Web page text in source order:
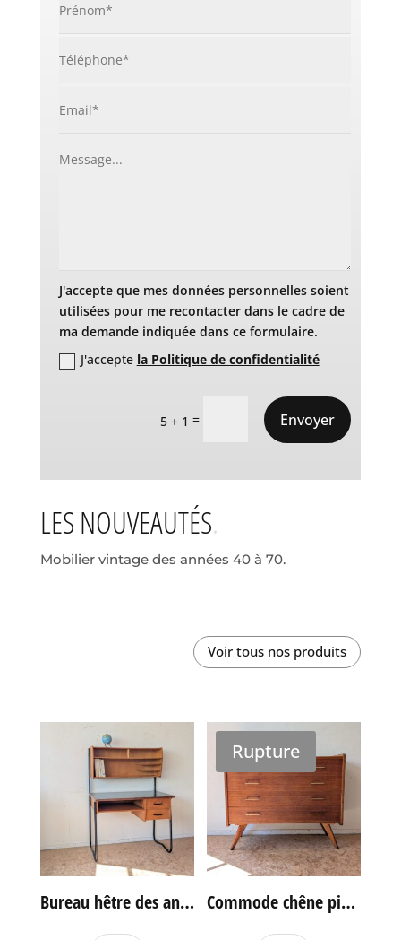
J'accepte que mes données personnelles soient
utilisées pour me recontacter dans le cadre de
ma demande indiquée dans ce formulaire.
J'accepte la Politique de confidentialité
5 + 1 = Envoyer
LES NOUVEAUTÉS
Mobilier vintage des années 40 à 70.
Voir tous nos produits
Bureau hêtre des années 60
Rupture
Commode chêne pieds compas vintage